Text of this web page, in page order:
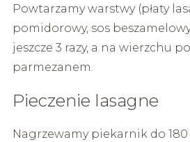
Powtarzamy warstwy (płaty
pomidorowy, sos
jeszcze 3 razy, a na wierzchu
parmezanem.
Pieczenie lasagne
Nagrzewamy piekarnik do 180